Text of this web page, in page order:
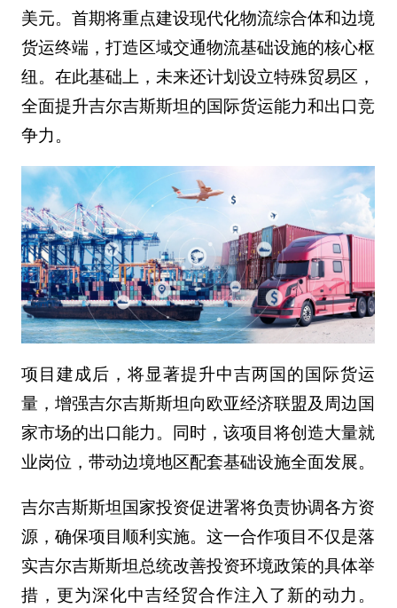
美元。首期将重点建设现代化物流综合体和边境
货运终端，打造区域交通物流基础设施的核心枢
纽。在此基础上，未来还计划设立特殊贸易区，
全面提升吉尔吉斯斯坦的国际货运能力和出口竞
争力。
项目建成后，将显著提升中吉两国的国际货运
量，增强吉尔吉斯斯坦向欧亚经济联盟及周边国
家市场的出口能力。同时，该项目将创造大量就
业岗位，带动边境地区配套基础设施全面发展。
吉尔吉斯斯坦国家投资促进署将负责协调各方资
源，确保项目顺利实施。这一合作项目不仅是落
实吉尔吉斯斯坦总统改善投资环境政策的具体举
措，更为深化中吉经贸合作注入了新的动力。